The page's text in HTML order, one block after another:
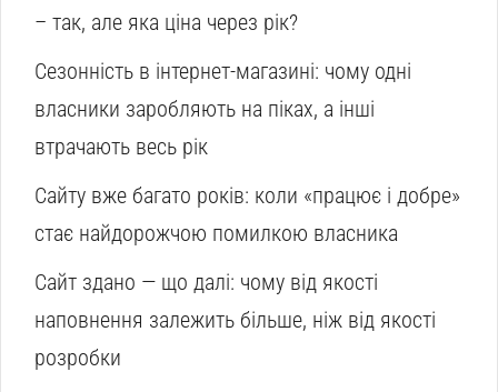
– так, але яка ціна через рік?
Сезонність в інтернет-магазині: чому одні
власники заробляють на піках, а інші
втрачають весь рік
Сайту вже багато років: коли «працює і добре»
стає найдорожчою помилкою власника
Сайт здано — що далі: чому від якості
наповнення залежить більше, ніж від якості
розробки